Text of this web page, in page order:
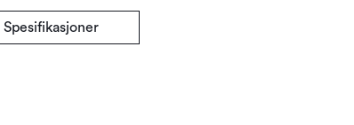
Spesifikasjoner